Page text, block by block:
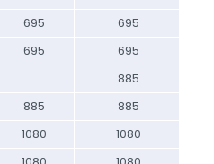
695
695
695
695
885
885
885
1080
1080